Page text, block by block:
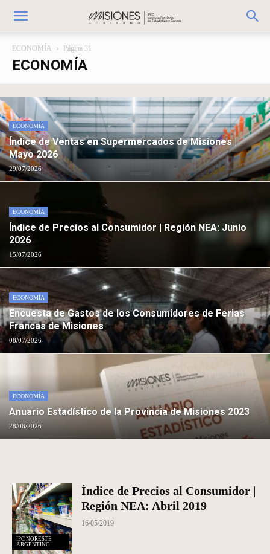
ECONOMÍA Página 31
ECONOMÍA
ECONOMÍA
Índice de Ventas en Supermercados de Misiones |
Mayo 2026
29/07/2026
ECONOMÍA
Índice de Precios al Consumidor | Región NEA: Junio
2026
15/07/2026
ECONOMÍA
Encuesta de Gastos de los Consumidores de Ferias
Francas de Misiones
08/07/2026
ECONOMÍA
Anuario Estadístico de la Provincia de Misiones 2023
28/06/2026
IPC NORESTE
ARGENTINO
Índice de Precios al Consumidor |
Región NEA: Abril 2019
16/05/2019